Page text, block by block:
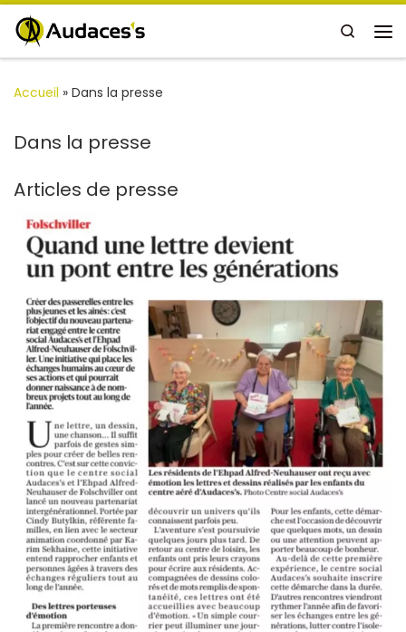
Passer au contenu
Search
Accueil » Dans la presse
Dans la presse
Articles de presse